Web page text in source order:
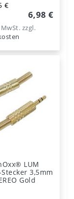
€
6,98 €
zzgl.
LUM
3,5mm
Gold